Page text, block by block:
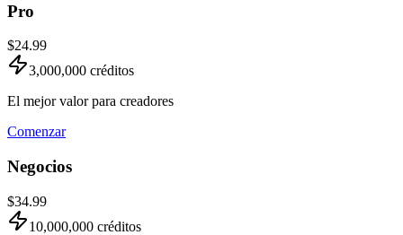
Pro
$24.99
3,000,000 créditos
El mejor valor para creadores
Comenzar
Negocios
$34.99
10,000,000 créditos